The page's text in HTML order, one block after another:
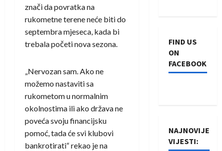
znači da povratka na
rukometne terene neće biti do
septembra mjeseca, kada bi
trebala početi nova sezona.
„Nervozan sam. Ako ne
možemo nastaviti sa
rukometom u normalnim
okolnostima ili ako država ne
poveća svoju financijsku
pomoć, tada će svi klubovi
bankrotirati“ rekao je na
FIND US
ON
FACEBOOK
NAJNOVIJE
VIJESTI: